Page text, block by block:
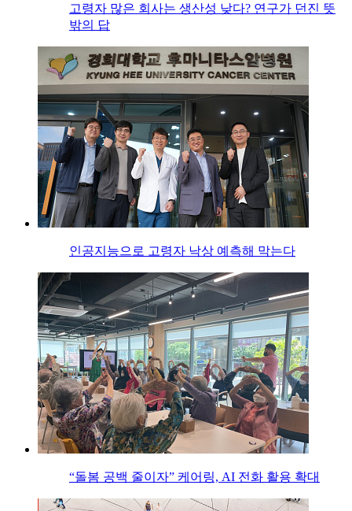
고령자 많은 회사는 생산성 낮다? 연구가 던진 뜻
밖의 답
인공지능으로 고령자 낙상 예측해 막는다
“돌봄 공백 줄이자” 케어링, AI 전화 활용 확대